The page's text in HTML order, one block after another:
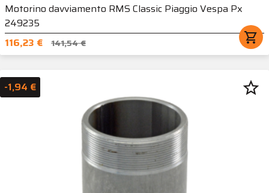
Motorino davviamento RMS Classic Piaggio Vespa Px
249235
116,23 €
141,54 € shopping_cart
-1,94 € star_border